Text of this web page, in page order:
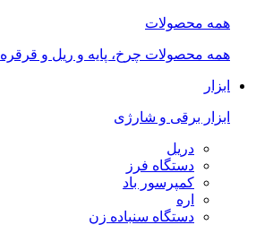
همه محصولات
همه محصولات چرخ، پایه و ریل و قرقره
ابزار
ابزار برقی و شارژی
دریل
دستگاه فرز
کمپرسور باد
اره
دستگاه سنباده زن